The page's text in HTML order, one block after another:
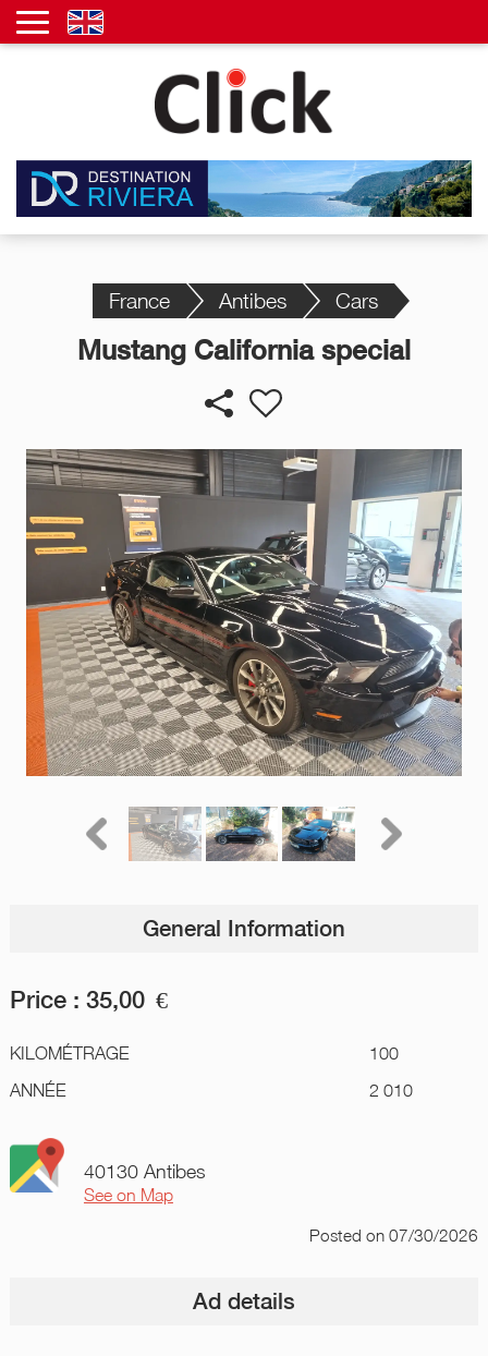
France Antibes Cars
Mustang California special
General Information
Price : 35,00 €
KILOMÉTRAGE
100
ANNÉE
2 010
40130 Antibes
See on Map
Postedon 07/30/2026
Ad details